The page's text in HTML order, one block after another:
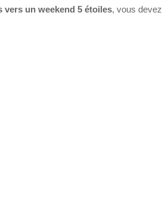
un weekend 5 étoiles, vous devez